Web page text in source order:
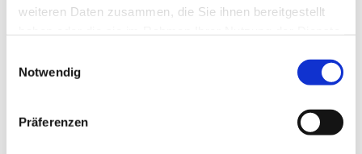
weiteren Daten zusammen, die Sie ihnen bereitgestellt
Notwendig
Präferenzen